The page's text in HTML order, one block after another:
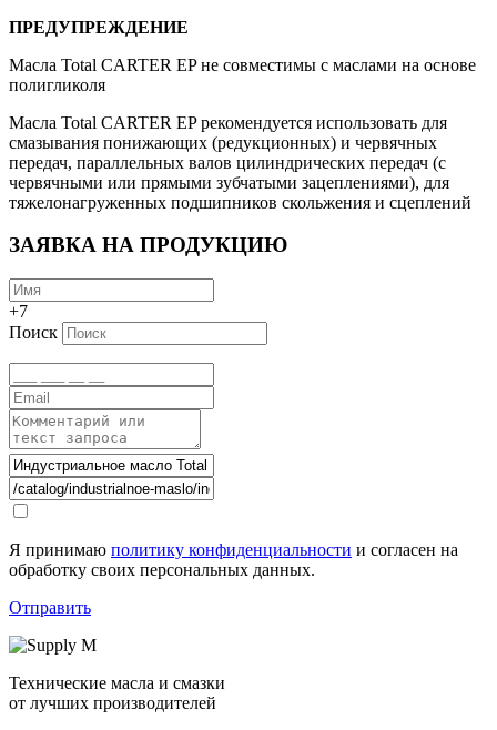
ПРЕДУПРЕЖДЕНИЕ
Масла Total CARTER EP не совместимы с маслами на основе
полигликоля
Масла Total CARTER EP рекомендуется использовать для
смазывания понижающих (редукционных) и червячных
передач, параллельных валов цилиндрических передач (с
червячными или прямыми зубчатыми зацеплениями), для
тяжелонагруженных подшипников скольжения и сцеплений
ЗАЯВКА НА ПРОДУКЦИЮ
+7
Поиск
Я принимаю политику конфиденциальности и согласен на
обработку своих персональных данных.
Отправить
Технические масла и смазки
от лучших производителей